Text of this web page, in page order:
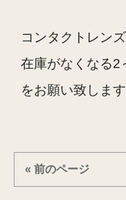
コンタクトレン
在庫がなくなる2
をお願い致します
« 前のページ